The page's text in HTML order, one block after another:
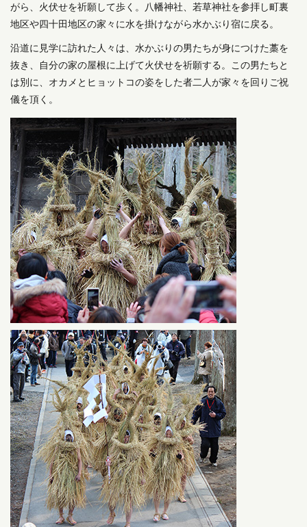
がら、火伏せを祈願して歩く。八幡神社、若草神社を参拝し町裏
地区や四十田地区の家々に水を掛けながら水かぶり宿に戻る。
沿道に見学に訪れた人々は、水かぶりの男たちが身につけた藁を
抜き、自分の家の屋根に上げて火伏せを祈願する。この男たちと
は別に、オカメとヒョットコの姿をした者二人が家々を回りご祝
儀を頂く。